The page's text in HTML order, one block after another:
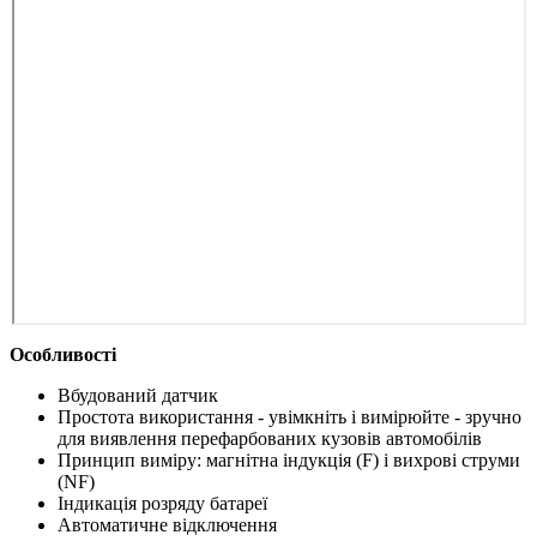
Особливості
Вбудований датчик
Простота використання - увімкніть і вимірюйте - зручно
для виявлення перефарбованих кузовів автомобілів
Принцип виміру: магнітна індукція (F) і вихрові струми
(NF)
Індикація розряду батареї
Автоматичне відключення